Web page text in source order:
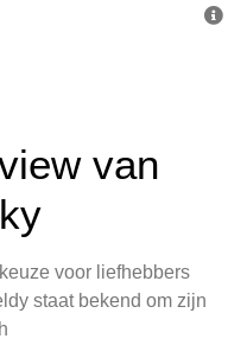
van
voor liefhebbers
staat bekend om zijn